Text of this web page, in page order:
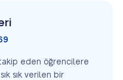
eden öğrencilere
sık verilen bir